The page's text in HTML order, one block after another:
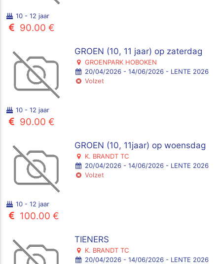
10 - 12 jaar
90.00 €
GROEN (10, 11 jaar) op zaterdag
GROENPARK HOBOKEN
20/04/2026 - 14/06/2026 - LENTE 2026
Volzet
10 - 12 jaar
90.00 €
GROEN (10, 11jaar) op woensdag
K. BRANDT TC
20/04/2026 - 14/06/2026 - LENTE 2026
Volzet
10 - 12 jaar
100.00 €
TIENERS
K. BRANDT TC
20/04/2026 - 14/06/2026 - LENTE 2026